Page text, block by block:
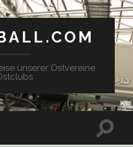
unserer Ostvereine